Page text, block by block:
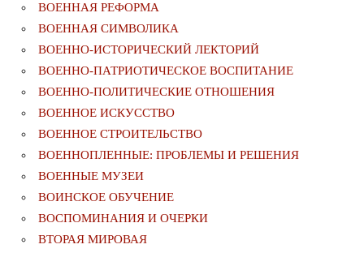
ВОЕННАЯ РЕФОРМА
ВОЕННАЯ СИМВОЛИКА
ВОЕННО-ИСТОРИЧЕСКИЙ ЛЕКТОРИЙ
ВОЕННО-ПАТРИОТИЧЕСКОЕ ВОСПИТАНИЕ
ВОЕННО-ПОЛИТИЧЕСКИE ОТНОШЕНИЯ
ВОЕННОЕ ИСКУССТВО
ВОЕННОЕ СТРОИТЕЛЬСТВО
ВОЕННОПЛЕННЫЕ: ПРОБЛЕМЫ И РЕШЕНИЯ
ВОЕННЫЕ МУЗЕИ
ВОИНСКОЕ ОБУЧЕНИЕ
ВОСПОМИНАНИЯ И ОЧЕРКИ
ВТОРАЯ МИРОВАЯ